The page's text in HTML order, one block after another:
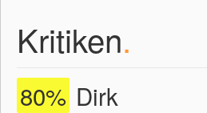
Kritiken.
80% Dirk